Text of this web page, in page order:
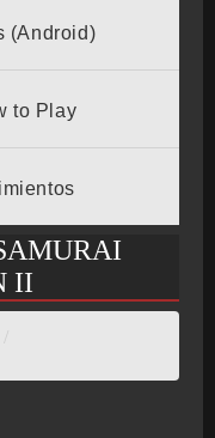
(Android)
to Play
II